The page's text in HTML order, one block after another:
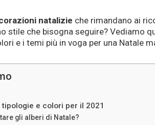
natalizie che rimandano ai
stile che bisogna seguire? Vediamo
e i temi più in voga per una Natale
e colori per il 2021
gli alberi di Natale?